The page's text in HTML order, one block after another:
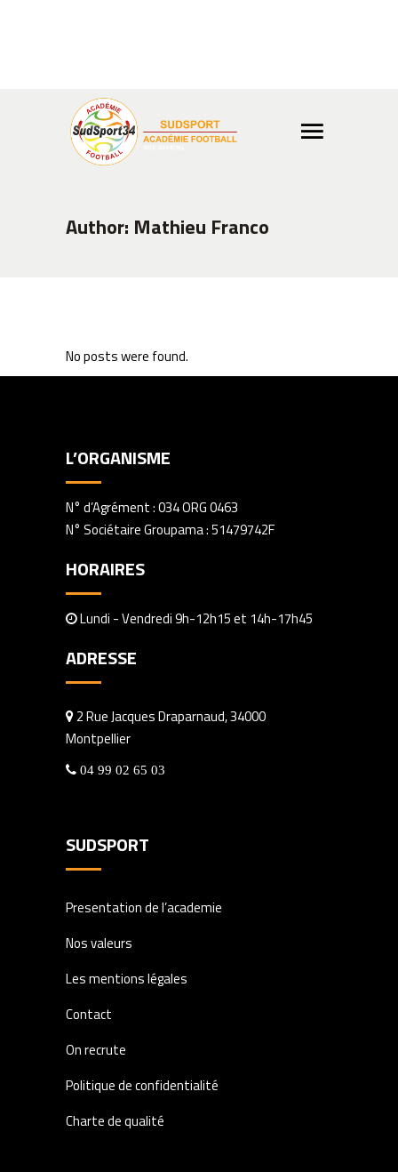
Author: Mathieu Franco
No posts were found.
L’ORGANISME
N° d’Agrément : 034 ORG 0463
N° Sociétaire Groupama : 51479742F
HORAIRES
Lundi - Vendredi 9h-12h15 et 14h-17h45
ADRESSE
2 Rue Jacques Draparnaud, 34000
Montpellier
04 99 02 65 03
SUDSPORT
Presentation de l’academie
Nos valeurs
Les mentions légales
Contact
On recrute
Politique de confidentialité
Charte de qualité